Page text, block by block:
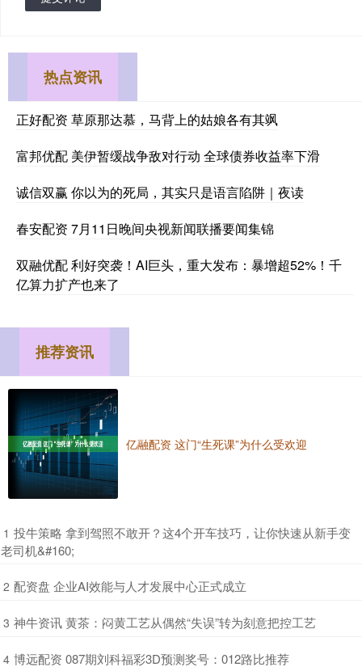
热点资讯
正好配资 草原那达慕，马背上的姑娘各有其飒
富邦优配 美伊暂缓战争敌对行动 全球债券收益率下滑
诚信双赢 你以为的死局，其实只是语言陷阱｜夜读
春安配资 7月11日晚间央视新闻联播要闻集锦
双融优配 利好突袭！AI巨头，重大发布：暴增超52%！千
亿算力扩产也来了
推荐资讯
亿融配资 这门“生死课”为什么受欢迎
1 ​投牛策略 拿到驾照不敢开？这4个开车技巧，让你快速从新手变
老司机&#160;
2 ​配资盘 企业AI效能与人才发展中心正式成立
3 ​神牛资讯 黄茶：闷黄工艺从偶然“失误”转为刻意把控工艺
4 ​博远配资 087期刘科福彩3D预测奖号：012路比推荐